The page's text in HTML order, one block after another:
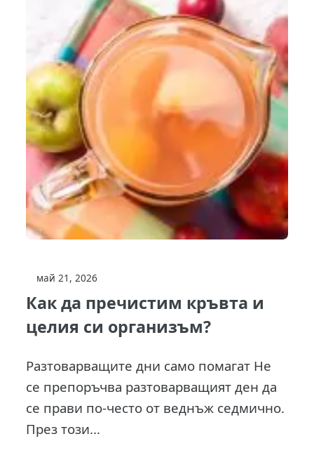
май 21, 2026
Как да пречистим кръвта и
целия си организъм?
Разтоварващите дни само помагат Не
се препоръчва разтоварващият ден да
се прави по-често от веднъж седмично.
През този...